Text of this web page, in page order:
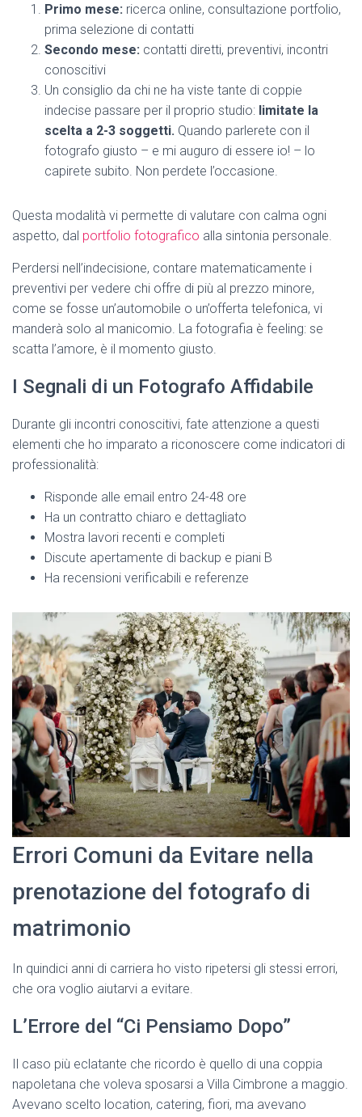
Primo mese: ricerca online, consultazione portfolio,
prima selezione di contatti
Secondo mese: contatti diretti, preventivi, incontri
conoscitivi
Un consiglio da chi ne ha viste tante di coppie
indecise passare per il proprio studio: limitate la
scelta a 2-3 soggetti. Quando parlerete con il
fotografo giusto – e mi auguro di essere io! – lo
capirete subito. Non perdete l’occasione.
Questa modalità vi permette di valutare con calma ogni
aspetto, dal portfolio fotografico alla sintonia personale.
Perdersi nell’indecisione, contare matematicamente i
preventivi per vedere chi offre di più al prezzo minore,
come se fosse un’automobile o un’offerta telefonica, vi
manderà solo al manicomio. La fotografia è feeling: se
scatta l’amore, è il momento giusto.
I Segnali di un Fotografo Affidabile
Durante gli incontri conoscitivi, fate attenzione a questi
elementi che ho imparato a riconoscere come indicatori di
professionalità:
Risponde alle email entro 24-48 ore
Ha un contratto chiaro e dettagliato
Mostra lavori recenti e completi
Discute apertamente di backup e piani B
Ha recensioni verificabili e referenze
Errori Comuni da Evitare nella
prenotazione del fotografo di
matrimonio
In quindici anni di carriera ho visto ripetersi gli stessi errori,
che ora voglio aiutarvi a evitare.
L’Errore del “Ci Pensiamo Dopo”
Il caso più eclatante che ricordo è quello di una coppia
napoletana che voleva sposarsi a Villa Cimbrone a maggio.
Avevano scelto location, catering, fiori, ma avevano